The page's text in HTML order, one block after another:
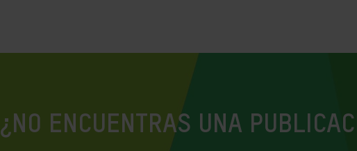
¿NO ENCUENTRAS UNA